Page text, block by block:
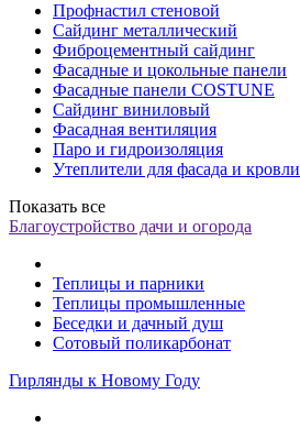
Профнастил стеновой
Сайдинг металлический
Фиброцементный сайдинг
Фасадные и цокольные панели
Фасадные панели COSTUNE
Сайдинг виниловый
Фасадная вентиляция
Паро и гидроизоляция
Утеплители для фасада и кровли
Показать все
Благоустройство дачи и огорода
Теплицы и парники
Теплицы промышленные
Беседки и дачный душ
Сотовый поликарбонат
Гирлянды к Новому Году